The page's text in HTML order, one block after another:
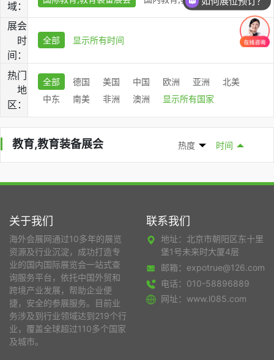
域：
展会
时
间：
全部 显示所有时间
热门
地
区：
全部 德国 美国 中国 欧洲 亚洲
北美
中东
南美 非洲 澳洲 显示所有国家
教育,教育装备展会 热度 时间
关于我们
海外会展网通过10多年的展览
资源及行业沉淀，成功打造专
业的国内国际展览会一站式查
询服务平台，依托中国外贸和
跨境产业发展，帮助企业便
捷，安全的参展服务。目前业
务涉及到行业领域达到219个行
业，覆盖全球超过110多个国家
及城市。
联系我们
地址：北京市朝阳区东十里
堡1号未来时大厦4层
邮箱：expotrue@126.com
电话：010-58896889
网址：www.l085.com